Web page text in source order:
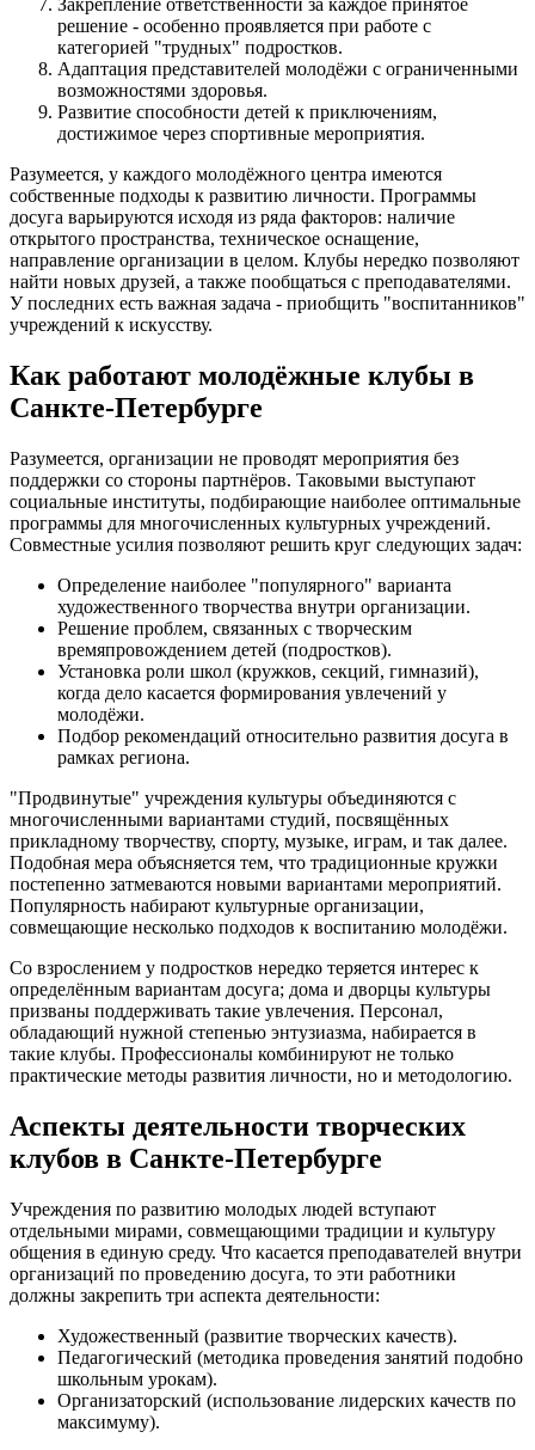
Закрепление ответственности за каждое принятое
решение - особенно проявляется при работе с
категорией "трудных" подростков.
Адаптация представителей молодёжи с ограниченными
возможностями здоровья.
Развитие способности детей к приключениям,
достижимое через спортивные мероприятия.
Разумеется, у каждого молодёжного центра имеются
собственные подходы к развитию личности. Программы
досуга варьируются исходя из ряда факторов: наличие
открытого пространства, техническое оснащение,
направление организации в целом. Клубы нередко позволяют
найти новых друзей, а также пообщаться с преподавателями.
У последних есть важная задача - приобщить "воспитанников"
учреждений к искусству.
Как работают молодёжные клубы в
Санкте-Петербурге
Разумеется, организации не проводят мероприятия без
поддержки со стороны партнёров. Таковыми выступают
социальные институты, подбирающие наиболее оптимальные
программы для многочисленных культурных учреждений.
Совместные усилия позволяют решить круг следующих задач:
Определение наиболее "популярного" варианта
художественного творчества внутри организации.
Решение проблем, связанных с творческим
времяпровождением детей (подростков).
Установка роли школ (кружков, секций, гимназий),
когда дело касается формирования увлечений у
молодёжи.
Подбор рекомендаций относительно развития досуга в
рамках региона.
"Продвинутые" учреждения культуры объединяются с
многочисленными вариантами студий, посвящённых
прикладному творчеству, спорту, музыке, играм, и так далее.
Подобная мера объясняется тем, что традиционные кружки
постепенно затмеваются новыми вариантами мероприятий.
Популярность набирают культурные организации,
совмещающие несколько подходов к воспитанию молодёжи.
Со взрослением у подростков нередко теряется интерес к
определённым вариантам досуга; дома и дворцы культуры
призваны поддерживать такие увлечения. Персонал,
обладающий нужной степенью энтузиазма, набирается в
такие клубы. Профессионалы комбинируют не только
практические методы развития личности, но и методологию.
Аспекты деятельности творческих
клубов в Санкте-Петербурге
Учреждения по развитию молодых людей вступают
отдельными мирами, совмещающими традиции и культуру
общения в единую среду. Что касается преподавателей внутри
организаций по проведению досуга, то эти работники
должны закрепить три аспекта деятельности:
Художественный (развитие творческих качеств).
Педагогический (методика проведения занятий подобно
школьным урокам).
Организаторский (использование лидерских качеств по
максимуму).